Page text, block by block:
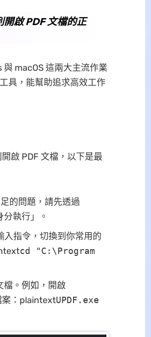
啟 PDF 文檔的正
macOS 這兩大主流作業
具，能幫助追求高效工作
啟 PDF 文檔，以下是最
的問題，請先透過
執行」。
入指令，切換到你常用的
cd "C:\Program
檔。例如，開啟
案：plaintextUPDF.exe